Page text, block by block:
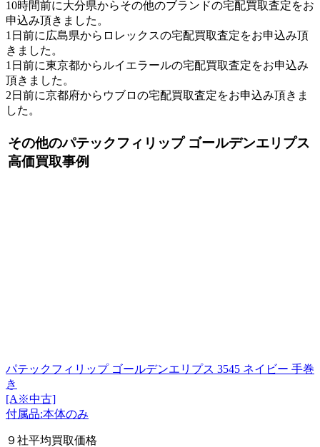
10時間前に大分県からその他のブランドの宅配買取査定をお
申込み頂きました。
1日前に広島県からロレックスの宅配買取査定をお申込み頂
きました。
1日前に東京都からルイエラールの宅配買取査定をお申込み
頂きました。
2日前に京都府からウブロの宅配買取査定をお申込み頂きま
した。
その他のパテックフィリップ ゴールデンエリプス
高価買取事例
パテックフィリップ ゴールデンエリプス 3545 ネイビー 手巻
き
[A※中古]
付属品:本体のみ
９社平均買取価格